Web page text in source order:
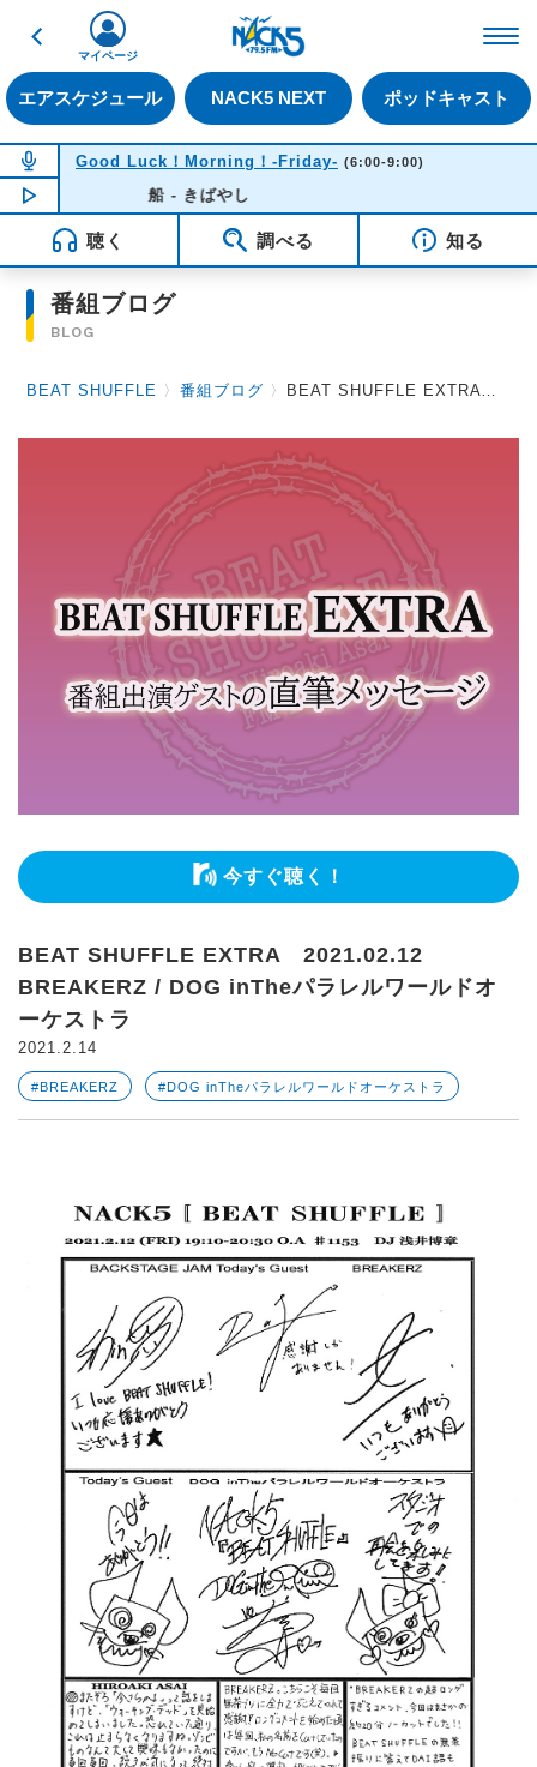
戻る
エアスケジュール NACK5 NEXT ポッドキャスト
マイページ
NOW ON AIR
Good Luck！Morning！-Friday- (6:00-9:00)
NOW PLAYING 06:33
船 - きばやし
聴く 調べる 知る
番組ブログ
BLOG
BEAT SHUFFLE 〉番組ブログ 〉 BEAT SHUFFLE EXTRA 2021.02.12 BREAKERZ / DOG inTheパラレルワールドオーケストラ
今すぐ聴く！
BEAT SHUFFLE EXTRA 2021.02.12
BREAKERZ / DOG inTheパラレルワールドオ
ーケストラ
2021.2.14
#BREAKERZ #DOG inTheパラレルワールドオーケストラ